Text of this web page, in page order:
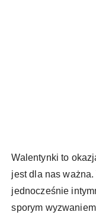
Walentynki to
jest dla nas
jednocześnie
sporym